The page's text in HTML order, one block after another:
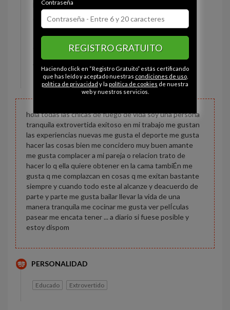
Estado civil:
Ojos: Avellana
Constitución: Delgado
Altura: 180 cm
Peso: 75 kg
hola todas las chicas de fuego de vida soy una persona
tranquila extrovertida exitoso en mi trabajo me gustan
las experiencias nuevas me gusta el deporte me gusta
hacer las cosas bien me concidero muy buen amante
me gusta complacer a mi pareja o relacion trato de
hacer lo q ella quiere obtener en la cama tambiÉn me
gusta q me complazcan en cosas q me exitan bastante
siempre y cuando todo este al alcanze y deacuerdo de
parte y parte me gusta bailar llevar la vida de una
manera tranquila me cocinar me gusta ver pelÍculas
pasear me encata tener ... a diario si fuese posible y
estoy dispom
PERSONALIDAD
Educado Extrovertido
Contraseña
REGISTRO GRATUITO
Haciendo click en “Registro Gratuito” estás certificando
que has leído y aceptado nuestras condiciones de uso,
política de privacidad y la política de cookies de nuestra
web y nuestros servicios.